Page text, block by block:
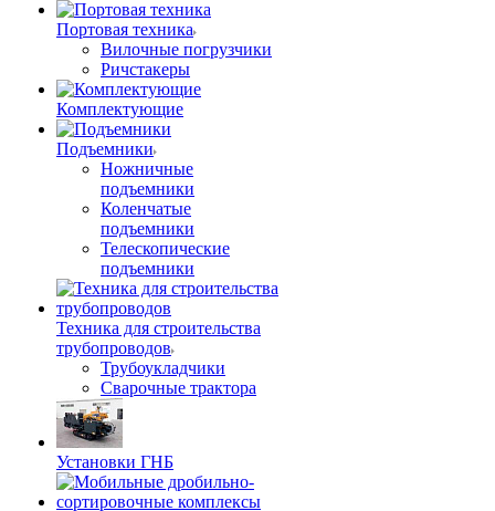
Портовая техника
Вилочные погрузчики
Ричстакеры
Комплектующие
Подъемники
Ножничные
подъемники
Коленчатые
подъемники
Телескопические
подъемники
Техника для строительства
трубопроводов
Трубоукладчики
Сварочные трактора
Установки ГНБ